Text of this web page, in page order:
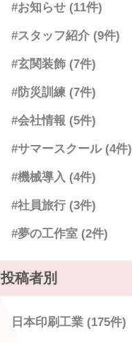
#お知らせ (11件)
#スタッフ紹介 (9件)
#玄関装飾 (7件)
#防災訓練 (7件)
#会社情報 (5件)
#サマースクール (4件)
#機械導入 (4件)
#社員旅行 (3件)
#夢の工作室 (2件)
投稿者別
日本印刷工業 (175件)